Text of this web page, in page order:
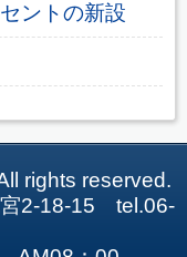
ントの新設
rights reserved.
2-18-15 tel.06-